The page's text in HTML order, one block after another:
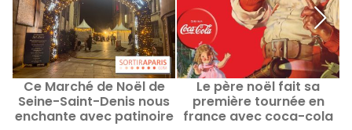
Ce Marché de Noël de
Seine-Saint-Denis nous
enchante avec patinoire
Le père noël fait sa
première tournée en
france avec coca-cola